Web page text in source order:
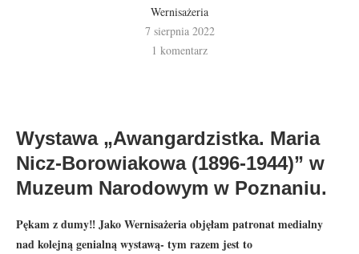
Wernisażeria
7 sierpnia 2022
1 komentarz
Wystawa „Awangardzistka. Maria
Nicz-Borowiakowa (1896-1944)” w
Muzeum Narodowym w Poznaniu.
Pękam z dumy‼️ Jako Wernisażeria objęłam patronat medialny
nad kolejną genialną wystawą- tym razem jest to